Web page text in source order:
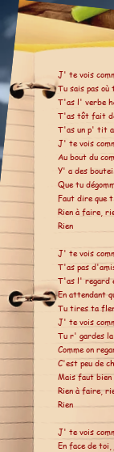
J' te vois
Tu sais pas
T'as l' verbe
T'as tôt fait
T'as un p' tit
J' te vois
Au bout du
Y' a des
Que tu
Faut dire que
Rien à faire,
Rien
J' te vois
T'as pas
T'as l' regard
En attendant
Tu tires ta
J' te vois
Tu r' gardes
Comme on
C'est peu de
Mais faut
Rien à faire,
Rien
J' te vois
En face de toi,